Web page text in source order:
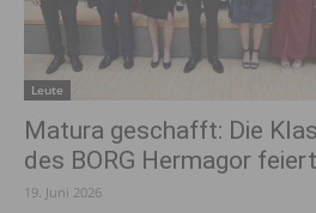
Leute
Matura geschafft: Die
des BORG Hermagor
19. Juni 2026